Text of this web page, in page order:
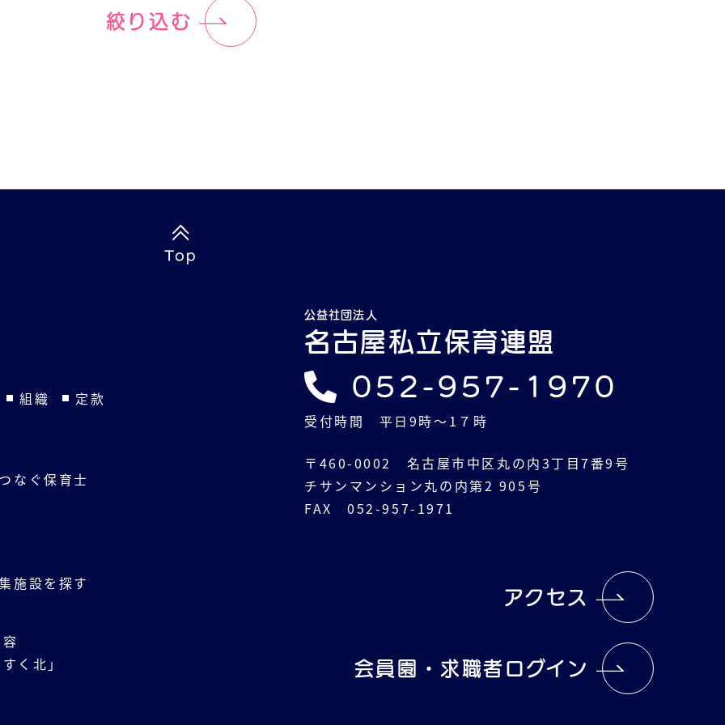
絞り込む
Top
組織
定款
なぐ保育士
施設を探す
く北」
公益社団法人
名古屋私立保育連盟
052-957-1970
受付時間 平日9時～1７時
〒460-0002 名古屋市中区丸の内3丁目7番9号
チサンマンション丸の内第2 905号
FAX 052-957-1971
アクセス
会員園・求職者ログイン